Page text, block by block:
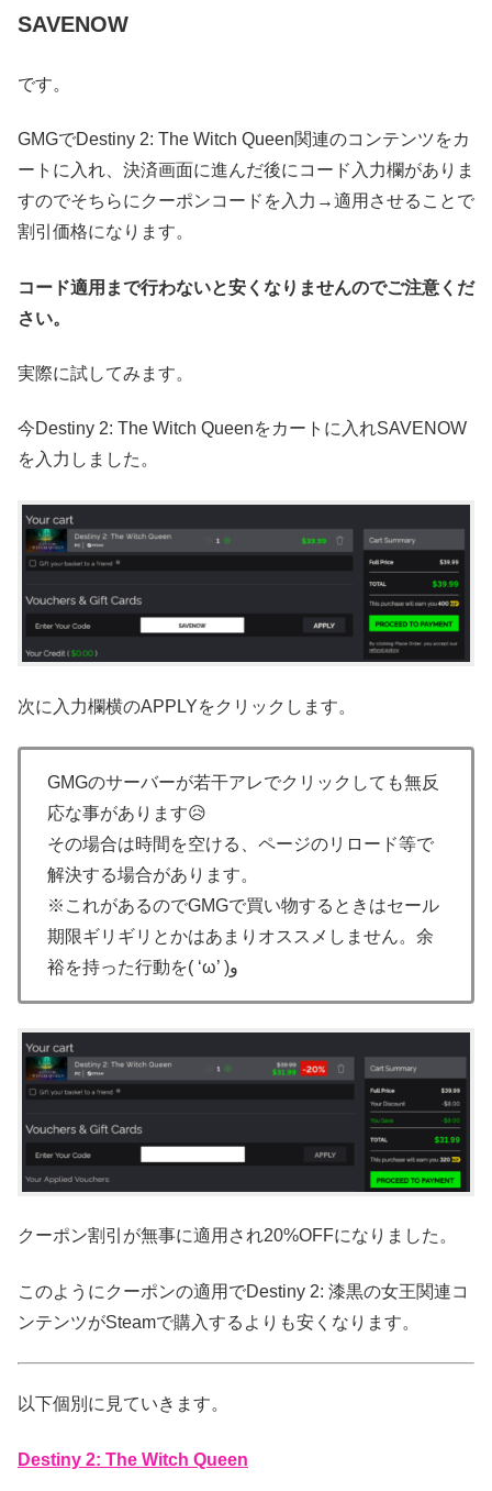
SAVENOW
です。
GMGでDestiny 2: The Witch Queen関連のコンテンツをカ
ートに入れ、決済画面に進んだ後にコード入力欄がありま
すのでそちらにクーポンコードを入力→適用させることで
割引価格になります。
コード適用まで行わないと安くなりませんのでご注意くだ
さい。
実際に試してみます。
今Destiny 2: The Witch Queenをカートに入れSAVENOW
を入力しました。
次に入力欄横のAPPLYをクリックします。
GMGのサーバーが若干アレでクリックしても無反
応な事があります😥
その場合は時間を空ける、ページのリロード等で
解決する場合があります。
※これがあるのでGMGで買い物するときはセール
期限ギリギリとかはあまりオススメしません。余
裕を持った行動を( ‘ω’ )و
クーポン割引が無事に適用され20%OFFになりました。
このようにクーポンの適用でDestiny 2: 漆黒の女王関連コ
ンテンツがSteamで購入するよりも安くなります。
以下個別に見ていきます。
Destiny 2: The Witch Queen